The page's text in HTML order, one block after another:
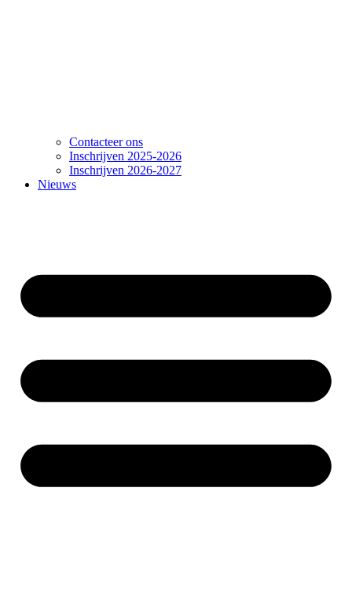
Contacteer ons
Inschrijven 2025-2026
Inschrijven 2026-2027
Nieuws